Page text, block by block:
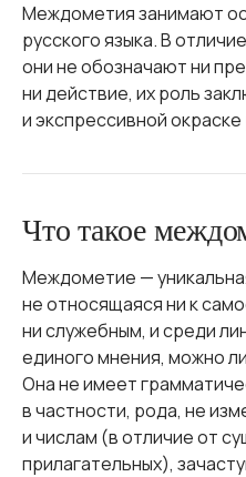
Междометия занимают
русского языка. В
они не обозначают ни
ни действие, их роль
и экспрессивной окраске
Что такое
Междометие —
не относящаяся ни к
ни служебным, и среди
единого мнения, можно
Она не имеет
в частности, рода, не
и числам (в отличие от
прилагательных),